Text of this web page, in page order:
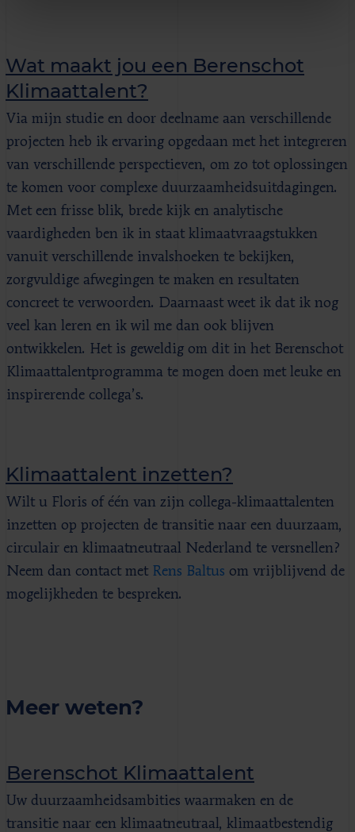
Wat maakt jou een Berenschot
Klimaattalent?
Via mijn studie en door deelname aan verschillende
projecten heb ik ervaring opgedaan met het integreren
van verschillende perspectieven, om zo tot oplossingen
te komen voor complexe duurzaamheidsuitdagingen.
Met een frisse blik, brede kijk en analytische
vaardigheden ben ik in staat klimaatvraagstukken
vanuit verschillende invalshoeken te bekijken,
zorgvuldige afwegingen te maken en resultaten
concreet te verwoorden. Daarnaast weet ik dat ik nog
veel kan leren en ik wil me dan ook blijven
ontwikkelen. Het is geweldig om dit in het Berenschot
Klimaattalentprogramma te mogen doen met leuke en
inspirerende collega’s.
Klimaattalent inzetten?
Wilt u Floris of één van zijn collega-klimaattalenten
inzetten op projecten de transitie naar een duurzaam,
circulair en klimaatneutraal Nederland te versnellen?
Neem dan contact met Rens Baltus om vrijblijvend de
mogelijkheden te bespreken.
Meer weten?
Berenschot Klimaattalent
Uw duurzaamheidsambities waarmaken en de
transitie naar een klimaatneutraal, klimaatbestendig